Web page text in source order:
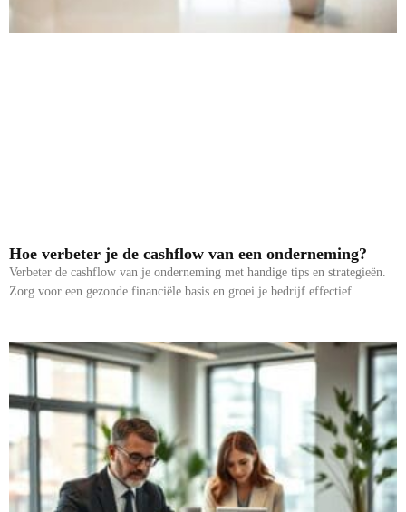
Hoe verbeter je de cashflow van een onderneming?
Verbeter de cashflow van je onderneming met handige tips en strategieën.
Zorg voor een gezonde financiële basis en groei je bedrijf effectief.